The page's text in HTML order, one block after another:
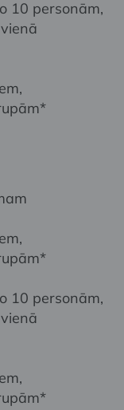
10 personām,
10 personām,